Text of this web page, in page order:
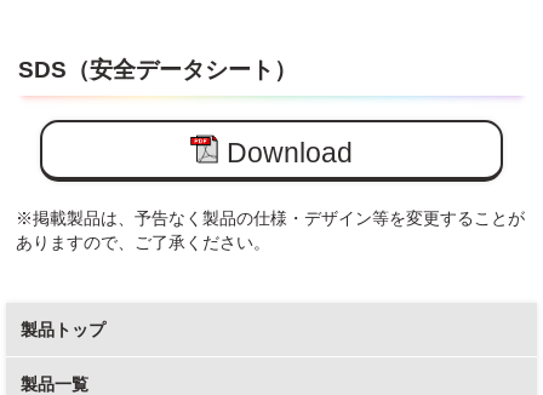
SDS（安全データシート）
Download
※掲載製品は、予告なく製品の仕様・デザイン等を変更することが
ありますので、ご了承ください。
製品トップ
製品一覧